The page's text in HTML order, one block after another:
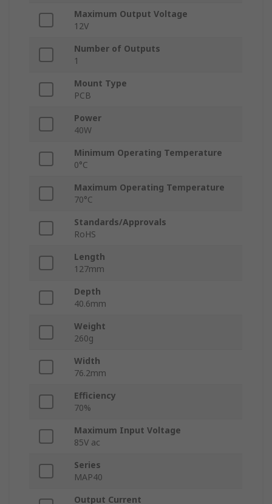
Maximum Output Voltage
12V
Number of Outputs
1
Mount Type
PCB
Power
40W
Minimum Operating Temperature
0°C
Maximum Operating Temperature
70°C
Standards/Approvals
RoHS
Length
127mm
Depth
40.6mm
Weight
260g
Width
76.2mm
Efficiency
70%
Maximum Input Voltage
85V ac
Series
MAP40
Output Current